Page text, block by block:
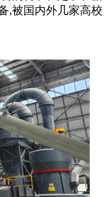
,被国内外几家高校